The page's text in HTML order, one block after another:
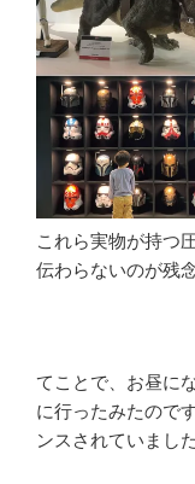
これら実物が持つ
伝わらないのが残
てことで、お昼に
に行ったみたので
ンスされていまし